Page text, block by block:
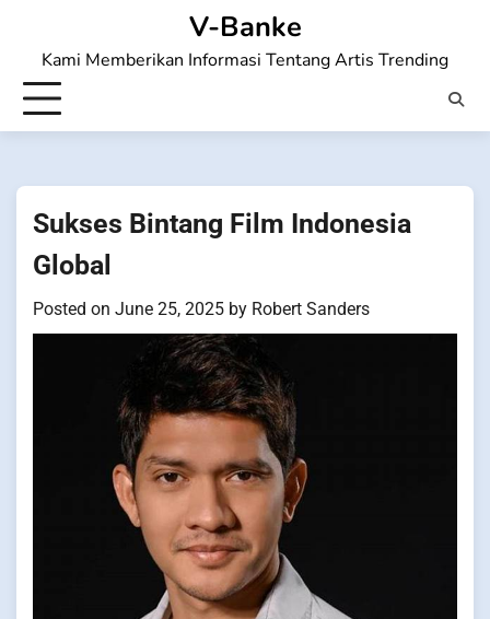
content
V-Banke
Kami Memberikan Informasi Tentang Artis Trending
Sukses Bintang Film Indonesia
Global
Posted on June 25, 2025 by Robert Sanders